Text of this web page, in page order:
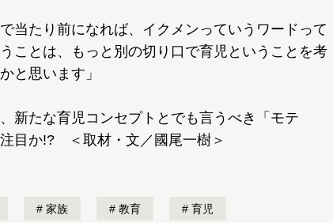
当たり前になれば、イクメンっていうワードって
ことは、もっと別の切り口で育児ということを考
と思います」
新たな育児コンセプトとでも言うべき「モテ
目か!? ＜取材・文／國尾一樹＞
家族 教育 育児